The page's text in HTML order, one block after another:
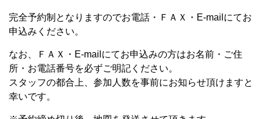
完全予約制となりますのでお電話・ＦＡＸ・E-mailにてお
申込みください。
なお、ＦＡＸ・E-mailにてお申込みの方はお名前・ご住
所・お電話番号を必ずご明記ください。
スタッフの都合上、参加人数を事前にお知らせ頂けますと
幸いです。